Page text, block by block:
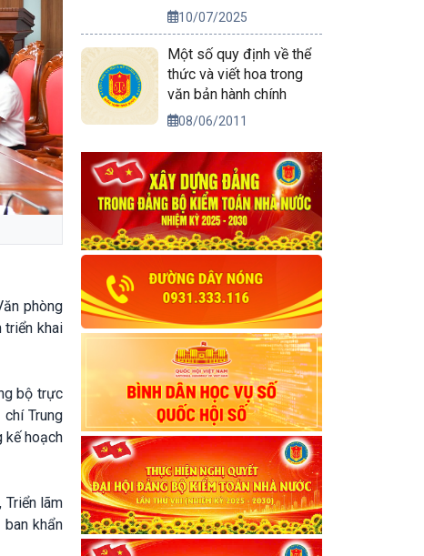
phòng
triển khai
bộ trực
Trung
kế hoạch
lãm
khẩn
chuyên đề toàn khoá và
một số nhiệm vụ trọng
tâm
10/07/2025
Một số quy định về thể
thức và viết hoa trong
văn bản hành chính
08/06/2011